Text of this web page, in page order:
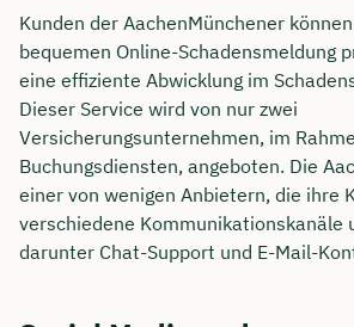
Kunden der AachenMünchener
bequemen Online-Schadensmeldung
eine effiziente Abwicklung im
Dieser Service wird von nur zwei
Versicherungsunternehmen, im
Buchungsdiensten, angeboten. Die
einer von wenigen Anbietern, die ihre
verschiedene Kommunikationskanäle
darunter Chat-Support und E-Mail-